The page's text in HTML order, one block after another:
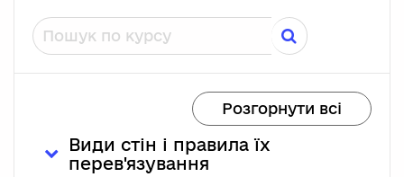
Пошук по курсу
Розгорнути всі
Види стін і правила їх
перев'язування